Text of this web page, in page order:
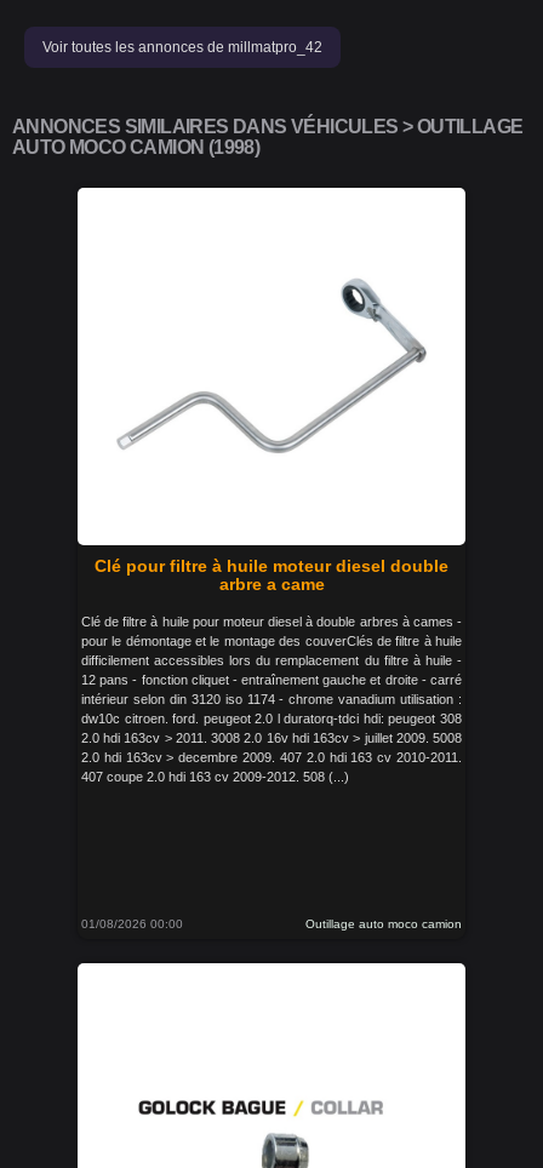
Voir toutes les annonces de millmatpro_42
ANNONCES SIMILAIRES DANS VÉHICULES > OUTILLAGE
AUTO MOCO CAMION (1998)
Clé pour filtre à huile moteur diesel double
arbre a came
Clé de filtre à huile pour moteur diesel à double arbres à cames -
pour le démontage et le montage des couverClés de filtre à huile
difficilement accessibles lors du remplacement du filtre à huile -
12 pans - fonction cliquet - entraînement gauche et droite - carré
intérieur selon din 3120 iso 1174 - chrome vanadium utilisation :
dw10c citroen. ford. peugeot 2.0 l duratorq-tdci hdi: peugeot 308
2.0 hdi 163cv > 2011. 3008 2.0 16v hdi 163cv > juillet 2009. 5008
2.0 hdi 163cv > decembre 2009. 407 2.0 hdi 163 cv 2010-2011.
407 coupe 2.0 hdi 163 cv 2009-2012. 508 (...)
01/08/2026 00:00 Outillage auto moco camion